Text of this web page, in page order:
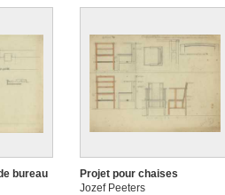
bureau
Projet pour chaises
Jozef Peeters